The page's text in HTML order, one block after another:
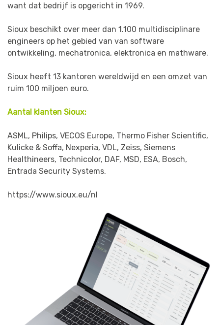
want dat bedrijf is opgericht in 1969.
Sioux beschikt over meer dan 1.100 multidisciplinare
engineers op het gebied van van software
ontwikkeling, mechatronica, elektronica en mathware.
Sioux heeft 13 kantoren wereldwijd en een omzet van
ruim 100 miljoen euro.
Aantal klanten Sioux:
ASML, Philips, VECOS Europe, Thermo Fisher Scientific,
Kulicke & Soffa, Nexperia, VDL, Zeiss, Siemens
Healthineers, Technicolor, DAF, MSD, ESA, Bosch,
Entrada Security Systems.
https://www.sioux.eu/nl